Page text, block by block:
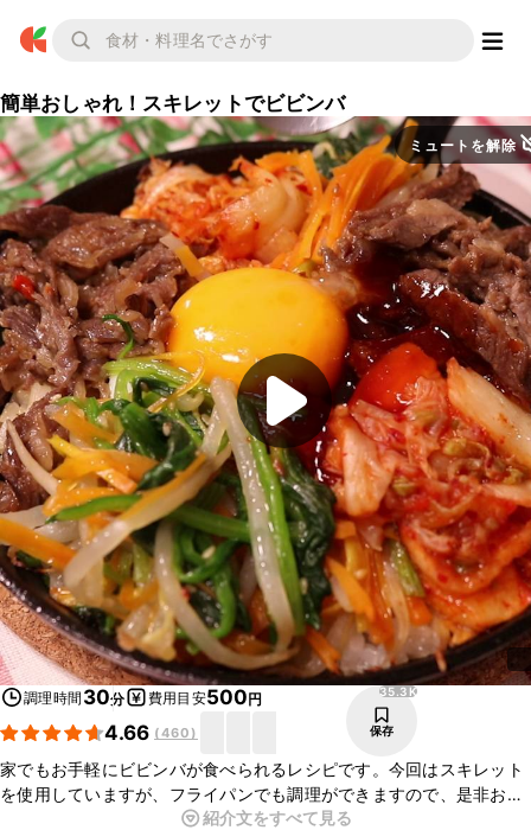
簡単おしゃれ！スキレットでビビンバ
ミュートを解除
調理時間 30分 費用目安500円
4.66 (460)
35.3K
保存
家でもお手軽にビビンバが食べられるレシピです。今回はスキレット
を使用していますが、フライパンでも調理ができますので、是非お試
しください。ナムルも簡単にできるので、食べたい時にすぐに食べら
紹介文をすべて見る